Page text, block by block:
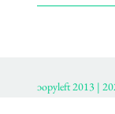
ɔopyleft 2013 |